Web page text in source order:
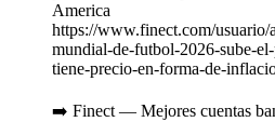
America
https://www.finect.com/usuario/
mundial-de-futbol-2026-sube-
tiene-precio-en-forma-de-
➡️ Finect — Mejores cuentas